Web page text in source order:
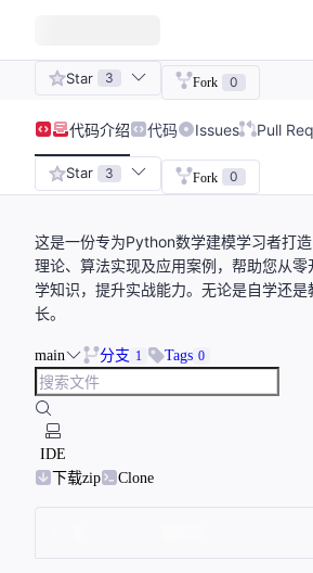
Star 3 Fork 0
代码介绍 代码 Issues Pull
Star 3 Fork 0
这是一份专为Python数学建模学习者打
理论、算法实现及应用案例，帮助您从
学知识，提升实战能力。无论是自学还
长。
main 分支 1 Tags 0
IDE
下载zip
Clone